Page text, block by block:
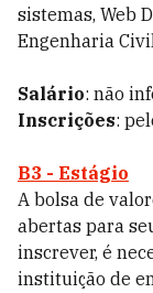
sistemas, Web
Engenharia
Salário: não
Inscrições:
B3 - Estágio
A bolsa de
abertas para
inscrever, é
instituição de